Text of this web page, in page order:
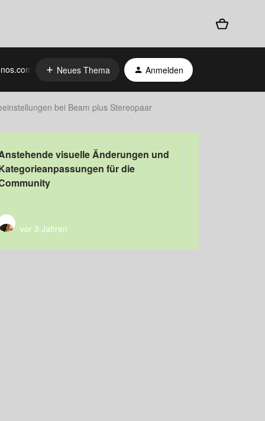
Neues Thema Anmelden
bei Beam plus Stereopaar
visuelle Änderungen und
für die
vor 3 Jahren